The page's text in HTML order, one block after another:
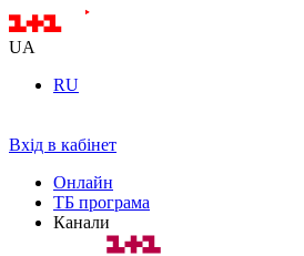
UA
RU
Вхід в кабінет
Онлайн
ТБ програма
Канали